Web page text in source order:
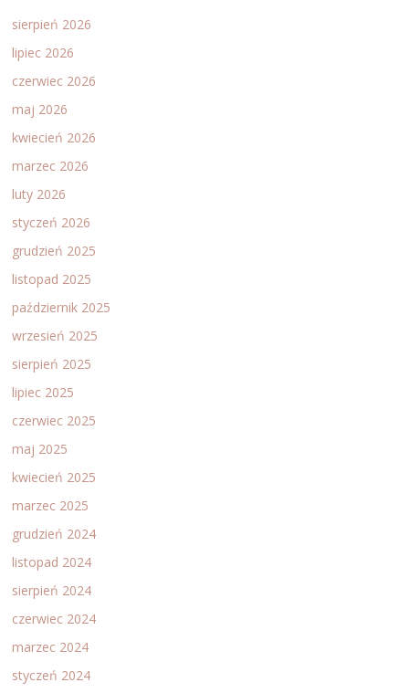
sierpień 2026
lipiec 2026
czerwiec 2026
maj 2026
kwiecień 2026
marzec 2026
luty 2026
styczeń 2026
grudzień 2025
listopad 2025
październik 2025
wrzesień 2025
sierpień 2025
lipiec 2025
czerwiec 2025
maj 2025
kwiecień 2025
marzec 2025
grudzień 2024
listopad 2024
sierpień 2024
czerwiec 2024
marzec 2024
styczeń 2024